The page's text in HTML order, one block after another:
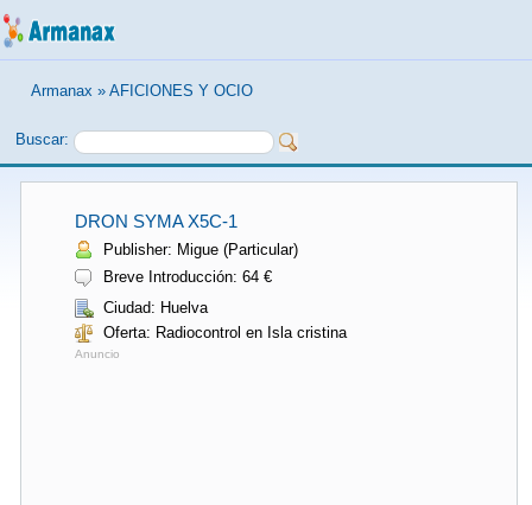
Armanax » AFICIONES Y OCIO
Buscar:
DRON SYMA X5C-1
Publisher: Migue (Particular)
Breve Introducción: 64 €
Ciudad: Huelva
Oferta: Radiocontrol en Isla cristina
Anuncio